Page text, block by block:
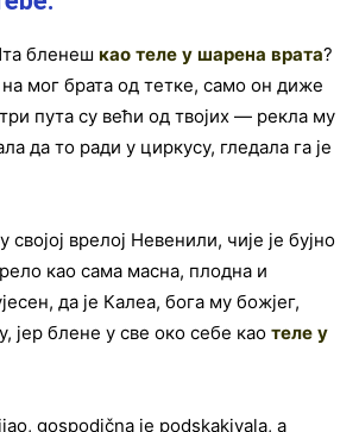
бленеш као теле у шарена врата?
мог брата од тетке, само он диже
пута су већи од твојих — рекла му
да то ради у циркусу, гледала га је
врелој Невенили, чије је бујно
као сама масна, плодна и
да је Калеа, бога му божјег,
јер блене у све око себе као теле у
gospodična je podskakivala, a